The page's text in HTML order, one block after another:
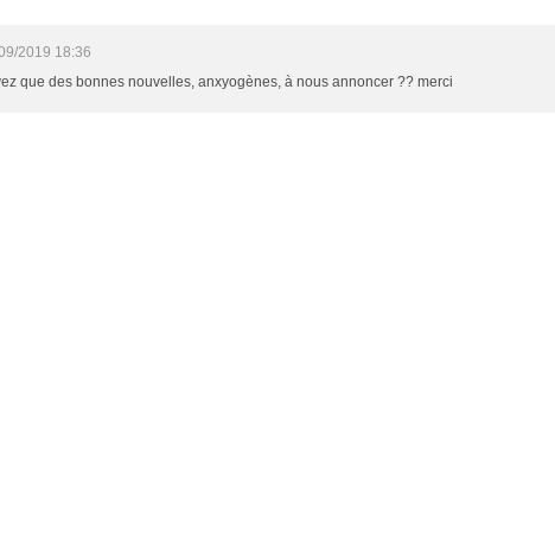
2019 18:36
que des bonnes nouvelles, anxyogènes, à nous annoncer ?? merci